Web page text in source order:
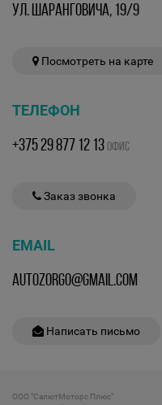
УЛ. ШАРАНГОВИЧА, 19/9
Посмотреть на карте
ТЕЛЕФОН
+375 29 877 12 13 ОФИС
Заказ звонка
EMAIL
AUTOZORGO@GMAIL.COM
Написать письмо
ООО "СалютМоторс Плюс"